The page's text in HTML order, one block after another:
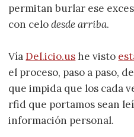
permitan burlar ese
con celodesde arriba.
VíaDel.icio.ushe visto
el proceso, paso a paso,
que impida que los cada
rfid que portamos sean
información personal.